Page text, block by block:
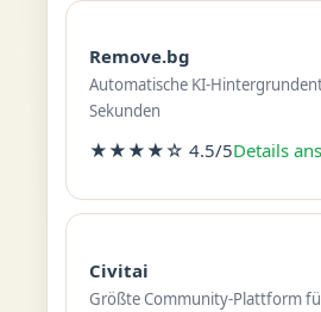
Remove.bg
Automatische KI-
Sekunden
★★★★☆ 4.5/5Details
Civitai
Größte Community-Plattform